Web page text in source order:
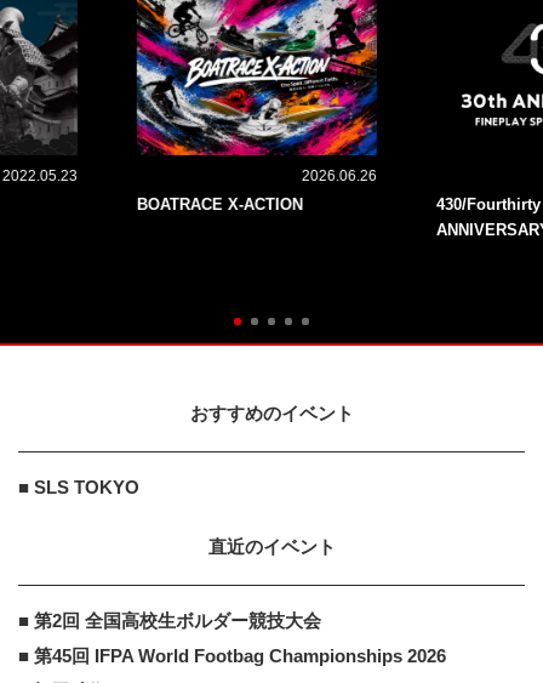
2022.05.23 2026.06.26
BOATRACE X-ACTION
430/
おすすめのイベント
■ SLS TOKYO
直近のイベント
■ 第2回 全国高校生ボルダー競技大会
■ 第45回 IFPA World Footbag Championships 2026